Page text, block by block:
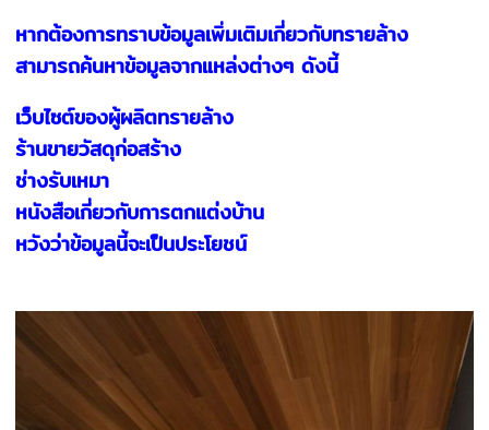
หากต้องการทราบข้อมูลเพิ่มเติมเกี่ยวกับทรายล้าง
สามารถค้นหาข้อมูลจากแหล่งต่างๆ ดังนี้
เว็บไซต์ของผู้ผลิตทรายล้าง
ร้านขายวัสดุก่อสร้าง
ช่างรับเหมา
หนังสือเกี่ยวกับการตกแต่งบ้าน
หวังว่าข้อมูลนี้จะเป็นประโยชน์